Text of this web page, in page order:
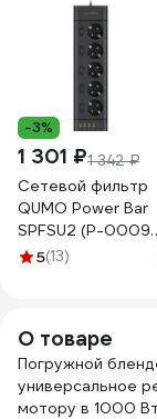
-3%
1 301 ₽1 342 ₽
Сетевой фильтр
QUMO Power Bar
SPFSU2 (P-0009),
5 выключаемых
пластик,
евровилка, 4 USB-
A и 2 Type-C порт
5(13)
О товаре
Погружной
универсальное
мотору в 1000